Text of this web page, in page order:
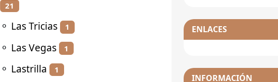
21
⚬ Las Tricias 1
⚬ Las Vegas 1
⚬ Lastrilla 1
ENLACES
INFORMACIÓN